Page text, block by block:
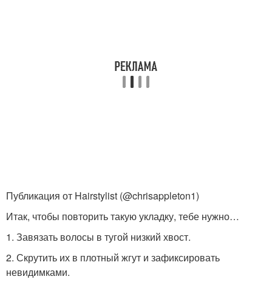
Публикация от Hairstylist (@chrisappleton1)
Итак, чтобы повторить такую укладку, тебе нужно…
1. Завязать волосы в тугой низкий хвост.
2. Скрутить их в плотный жгут и зафиксировать
невидимками.